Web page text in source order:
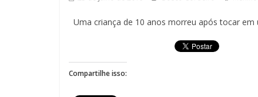
Uma criança de 10 anos morreu após tocar
Compartilhe isso: